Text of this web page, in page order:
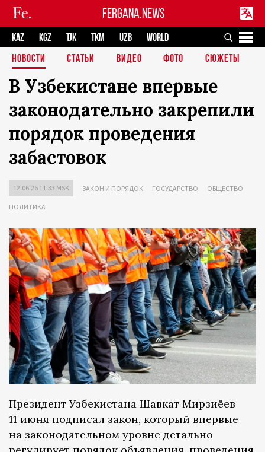
FERGANA.NEWS
KAZ KGZ TJK TKM UZB
WORLD
НОВОСТИ
СТАТЬИ ВИДЕО ФОТО СЮЖЕТЫ
В Узбекистане впервые
законодательно закрепили
порядок проведения
забастовок
12.06.26 11:33 MSK ЗАКОН И ПОРЯДОК ГОСУДАРСТВО ОБЩЕСТВО
ПОЛИТИКА
Президент Узбекистана Шавкат Мирзиёев
11 июня подписал закон, который впервые
на законодательном уровне детально